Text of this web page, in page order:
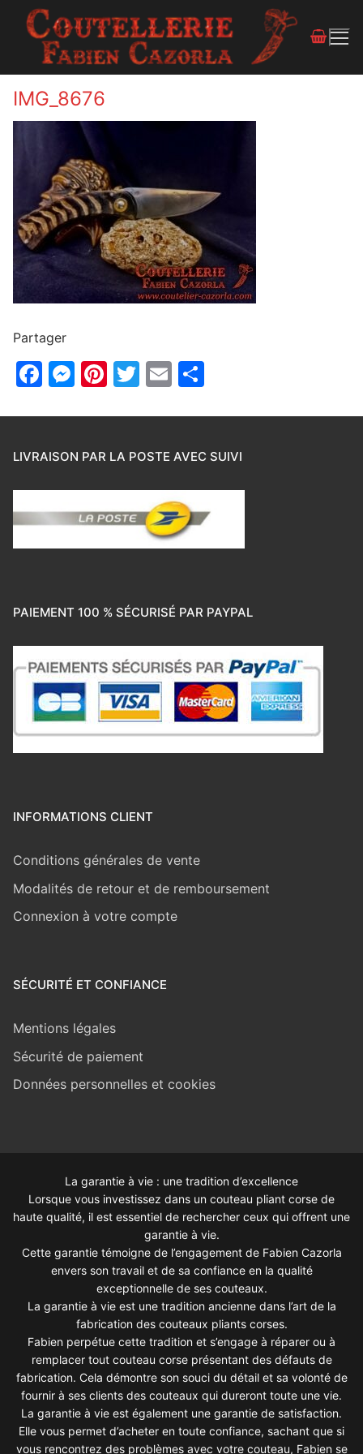
IMG_8676
Partager
Facebook
Messenger
Pinterest
Twitter
Email
LIVRAISON PAR LA POSTE AVEC SUIVI
PAIEMENT 100 % SÉCURISÉ PAR PAYPAL
INFORMATIONS CLIENT
Conditions générales de vente
Modalités de retour et de remboursement
Connexion à votre compte
SÉCURITÉ ET CONFIANCE
Mentions légales
Sécurité de paiement
Données personnelles et cookies
La garantie à vie : une tradition d’excellence
Lorsque vous investissez dans un couteau pliant corse de
haute qualité, il est essentiel de rechercher ceux qui offrent une
garantie à vie.
Cette garantie témoigne de l’engagement de Fabien Cazorla
envers son travail et de sa confiance en la qualité
exceptionnelle de ses couteaux.
La garantie à vie est une tradition ancienne dans l’art de la
fabrication des couteaux pliants corses.
Fabien perpétue cette tradition et s’engage à réparer ou à
remplacer tout couteau corse présentant des défauts de
fabrication. Cela démontre son souci du détail et sa volonté de
fournir à ses clients des couteaux qui dureront toute une vie.
La garantie à vie est également une garantie de satisfaction.
Elle vous permet d’acheter en toute confiance, sachant que si
vous rencontrez des problèmes avec votre couteau, Fabien se